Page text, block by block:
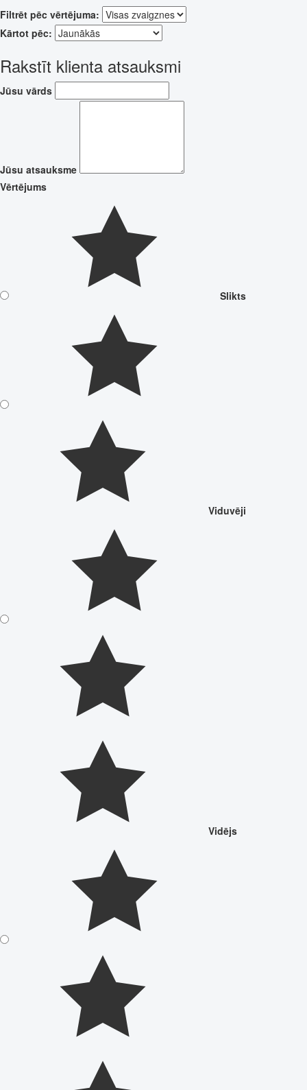
Filtrēt pēc vērtējuma:
Kārtot pēc:
Rakstīt klienta atsauksmi
Jūsu vārds
Jūsu atsauksme
Vērtējums
Slikts
Viduvēji
Vidējs